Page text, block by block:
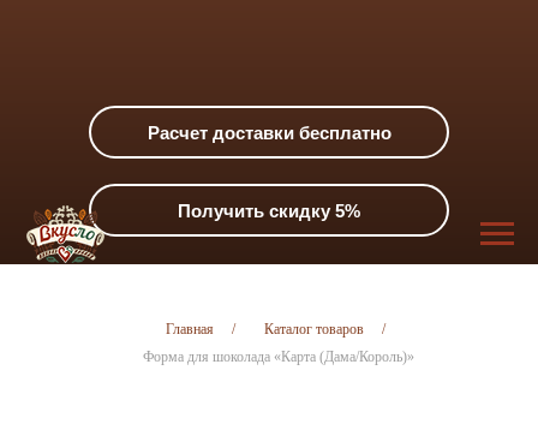
Получить скидку 5%
Расчет доставки бесплатно
Главная / Каталог товаров
/
Форма для шоколада «Карта (Дама/Король)»